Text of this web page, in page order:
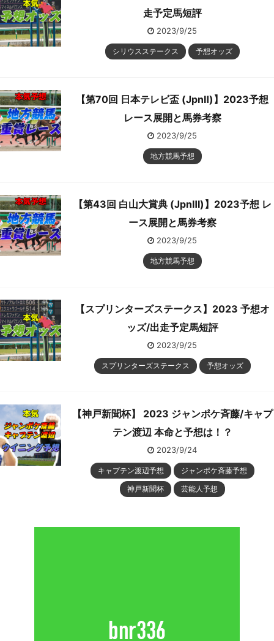
走予定馬短評
2023/9/25
シリウスステークス 予想オッズ
【第70回 日本テレビ盃 (JpnⅡ)】2023予想
レース展開と馬券考察
2023/9/25
地方競馬予想
【第43回 白山大賞典 (JpnⅢ)】2023予想 レ
ース展開と馬券考察
2023/9/25
地方競馬予想
【スプリンターズステークス】2023 予想オ
ッズ/出走予定馬短評
2023/9/25
スプリンターズステークス 予想オッズ
【神戸新聞杯】 2023 ジャンポケ斉藤/キャプ
テン渡辺 本命と予想は！？
2023/9/24
キャプテン渡辺予想
ジャンポケ斉藤予想
神戸新聞杯
芸能人予想